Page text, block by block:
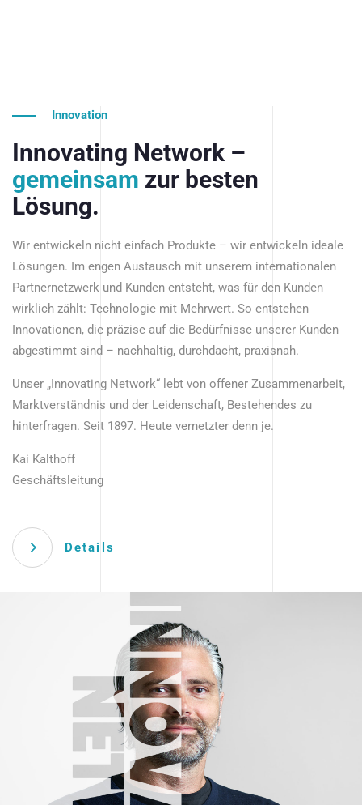
Innovation
Innovating Network –
gemeinsam zur besten
Lösung.
Wir entwickeln nicht einfach Produkte – wir entwickeln ideale
Lösungen. Im engen Austausch mit unserem internationalen
Partnernetzwerk und Kunden entsteht, was für den Kunden
wirklich zählt: Technologie mit Mehrwert. So entstehen
Innovationen, die präzise auf die Bedürfnisse unserer Kunden
abgestimmt sind – nachhaltig, durchdacht, praxisnah.
Unser „Innovating Network“ lebt von offener Zusammenarbeit,
Marktverständnis und der Leidenschaft, Bestehendes zu
hinterfragen. Seit 1897. Heute vernetzter denn je.
Kai Kalthoff
Geschäftsleitung
Details